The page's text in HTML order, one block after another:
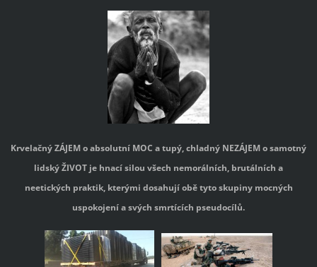
Krvelačný ZÁJEM o absolutní MOC a tupý, chladný NEZÁJEM o samotný
lidský ŽIVOT je hnací silou všech nemorálních, brutálních a
neetických praktik, kterými dosahují obě tyto skupiny mocných
uspokojení a svých smrtících pseudocílů.